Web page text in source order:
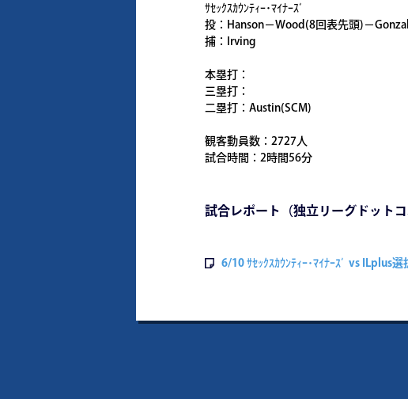
ｻｾｯｸｽｶｳﾝﾃｨｰ･ﾏｲﾅｰｽﾞ
投：Hanson－Wood(8回表先頭)－
捕：Irving
本塁打：
三塁打：
二塁打：Austin(SCM)
観客動員数：2727人
試合時間：2時間56分
試合レポート（独立リーグドットコ
6/10 ｻｾｯｸｽｶｳﾝﾃｨｰ･ﾏｲﾅｰｽﾞ vs ILplus選